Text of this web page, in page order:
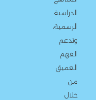
الدراسية
الرسمية،
وتدعم
الفهم
العميق
من
خلال